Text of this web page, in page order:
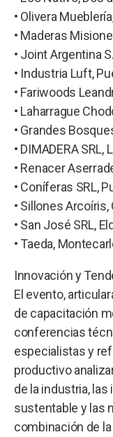
• Olivera
• Maderas
• Joint Argentina
• Industria Luft,
• Fariwoods
• Laharrague
• Grandes
• DIMADERA
• Renacer
• Coníferas SRL,
• Sillones Arcoíris,
• San José SRL,
• Taeda,
Innovación y
El evento,
de capacitación
conferencias
especialistas y
productivo
de la industria,
sustentable y las
combinación de